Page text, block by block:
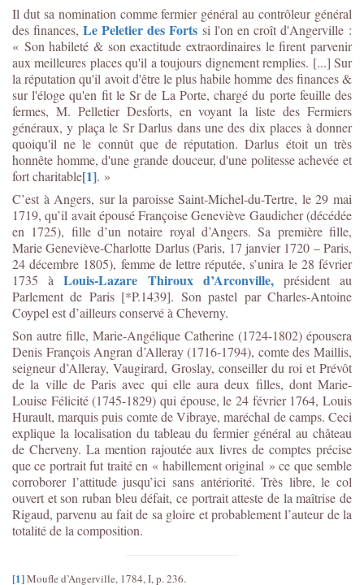
Il dut sa nomination comme fermier général au contrôleur général
des finances,Le Peletier des Forts si l'on en croît d'Angerville :
« Son habileté & son exactitude extraordinaires le firent parvenir
aux meilleures places qu'il a toujours dignement remplies. [...] Sur
la réputation qu'il avoit d'être le plus habile homme des finances &
sur l'éloge qu'en fit le Sr de La Porte, chargé du porte feuille des
fermes, M. Pelletier Desforts, en voyant la liste des Fermiers
généraux, y plaça le Sr Darlus dans une des dix places à donner
quoiqu'il ne le connût que de réputation. Darlus étoit un très
honnête homme, d'une grande douceur, d'une politesse achevée et
fort charitable[1]. »
C’est à Angers, sur la paroisse Saint-Michel-du-Tertre, le 29 mai
1719, qu’il avait épousé Françoise Geneviève Gaudicher (décédée
en 1725), fille d’un notaire royal d’Angers. Sa première fille,
Marie Geneviève-Charlotte Darlus (Paris, 17 janvier 1720 – Paris,
24 décembre 1805), femme de lettre réputée, s’unira le 28 février
1735 àLouis-Lazare Thiroux d’Arconville,président au
Parlement de Paris [*P.1439]. Son pastel par Charles-Antoine
Coypel est d’ailleurs conservé à Cheverny.
Son autre fille, Marie-Angélique Catherine (1724-1802) épousera
Denis François Angran d’Alleray (1716-1794), comte des Maillis,
seigneur d’Alleray, Vaugirard, Groslay, conseiller du roi et Prévôt
de la ville de Paris avec qui elle aura deux filles, dont Marie-
Louise Félicité (1745-1829) qui épouse, le 24 février 1764, Louis
Hurault, marquis puis comte de Vibraye, maréchal de camps. Ceci
explique la localisation du tableau du fermier général au château
de Cherveny. La mention rajoutée aux livres de comptes précise
que ce portrait fut traité en « habillement original » ce que semble
corroborer l’attitude jusqu’ici sans antériorité. Très libre, le col
ouvert et son ruban bleu défait, ce portrait atteste de la maîtrise de
Rigaud, parvenu au fait de sa gloire et probablement l’auteur de la
totalité de la composition.
[1]Moufle d’Angerville, 1784, I, p. 236.